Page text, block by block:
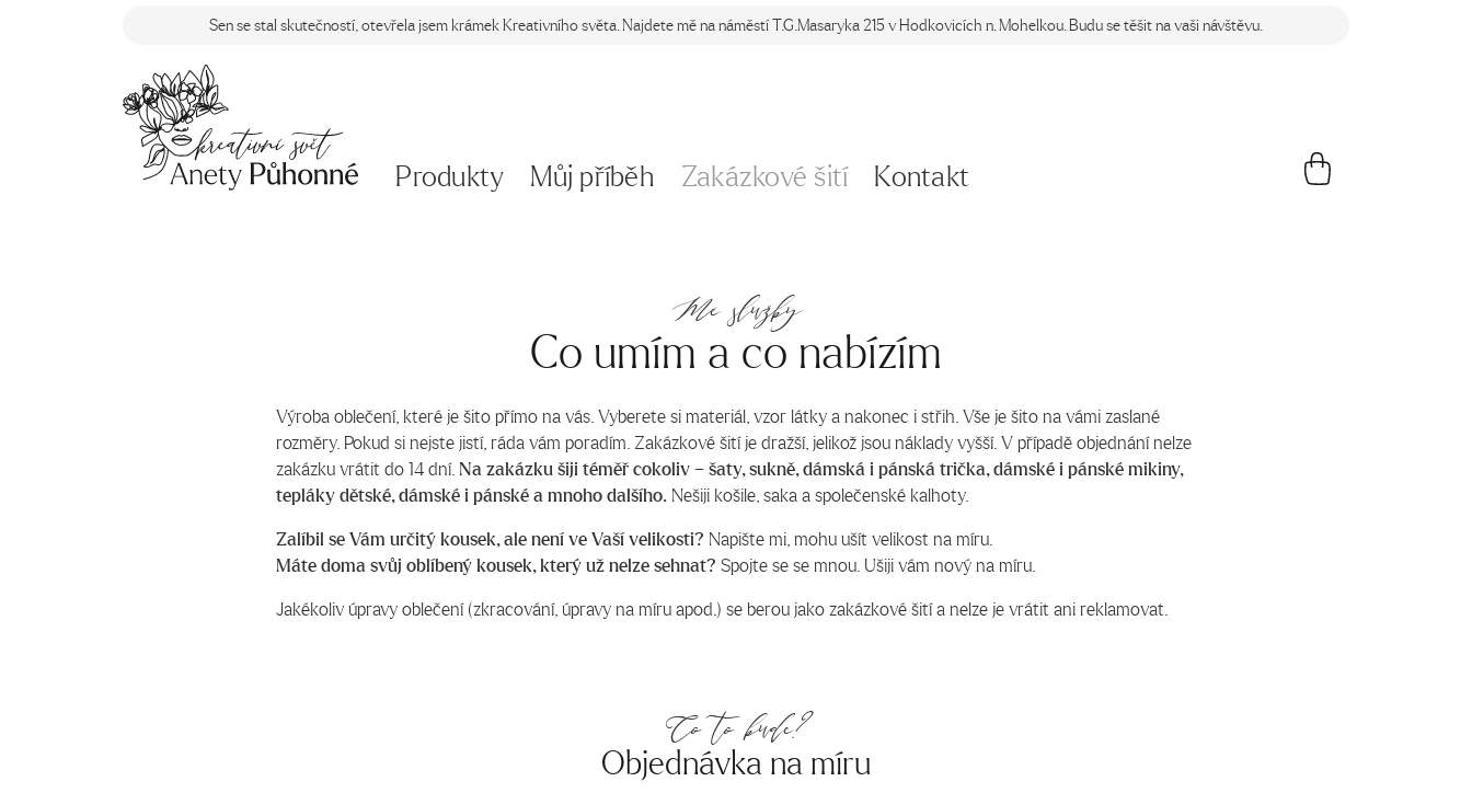
Sen se stal skutečností, otevřela jsem krámek Kreativního světa. Najdete mě na náměstí T.G.Masaryka 215 v Hodkovicích n. Mohelkou. Budu se těšit na vaši návštěvu.
Produkty Můj příběh Zakázkové šití Kontakt
Mé služby
Co umím a co nabízím
Výroba oblečení, které je šito přímo na vás. Vyberete si materiál, vzor látky a nakonec i střih. Vše je šito na vámi zaslané
rozměry. Pokud si nejste jistí, ráda vám poradím. Zakázkové šití je dražší, jelikož jsou náklady vyšší. V případě objednání nelze
zakázku vrátit do 14 dní. Na zakázku šiji téměř cokoliv – šaty, sukně, dámská i pánská trička, dámské i pánské mikiny,
tepláky dětské, dámské i pánské a mnoho dalšího. Nešiji košile, saka a společenské kalhoty.
Zalíbil se Vám určitý kousek, ale není ve Vaší velikosti? Napište mi, mohu ušít velikost na míru.
Máte doma svůj oblíbený kousek, který už nelze sehnat? Spojte se se mnou. Ušiji vám nový na míru.
Jakékoliv úpravy oblečení (zkracování, úpravy na míru apod.) se berou jako zakázkové šití a nelze je vrátit ani reklamovat.
Co to bude?
Objednávka na míru